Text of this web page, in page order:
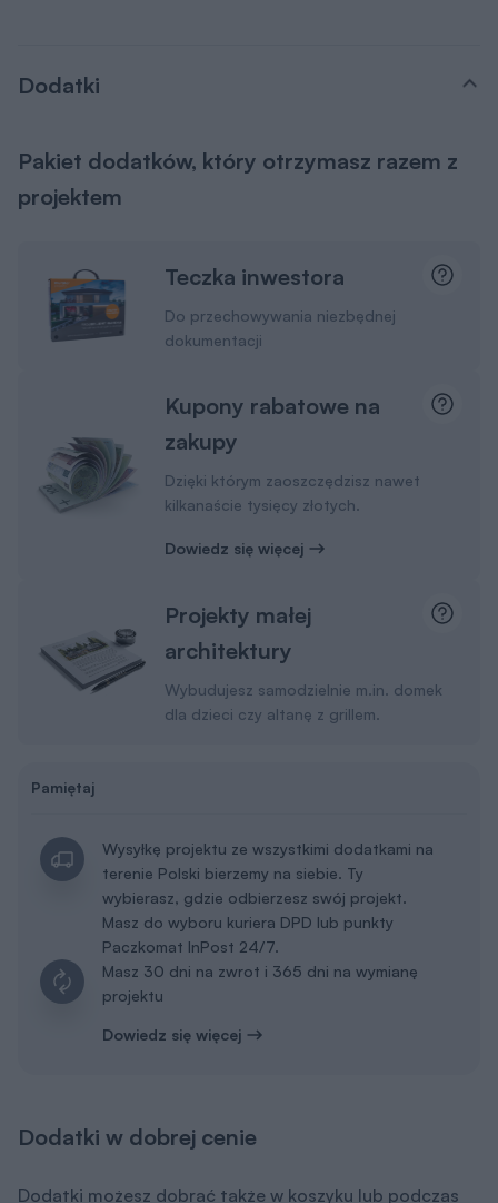
Dodatki
Pakiet dodatków, który otrzymasz razem z
projektem
Teczka inwestora
Do przechowywania niezbędnej
dokumentacji
Kupony rabatowe na
zakupy
Dzięki którym zaoszczędzisz nawet
kilkanaście tysięcy złotych.
Dowiedz się więcej
Projekty małej
architektury
Wybudujesz samodzielnie m.in. domek
dla dzieci czy altanę z grillem.
Pamiętaj
Wysyłkę projektu ze wszystkimi dodatkami na
terenie Polski bierzemy na siebie. Ty
wybierasz, gdzie odbierzesz swój projekt.
Masz do wyboru kuriera DPD lub punkty
Paczkomat InPost 24/7.
Masz 30 dni na zwrot i 365 dni na wymianę
projektu
Dowiedz się więcej
Dodatki w dobrej cenie
Dodatki możesz dobrać także w koszyku lub podczas